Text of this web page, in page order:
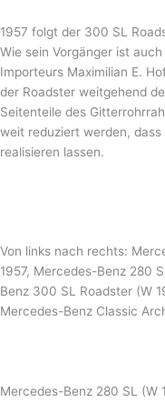
1957 folgt der 300 SL
Wie sein Vorgänger ist
Importeurs Maximilian E.
der Roadster weitgehend
Seitenteile des
weit reduziert werden,
realisieren lassen.
Von links nach rechts:
1957, Mercedes-Benz 280
Benz 300 SL Roadster (W
Mercedes-Benz Classic
Mercedes-Benz 280 SL (W